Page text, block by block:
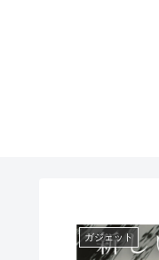
ガジェット